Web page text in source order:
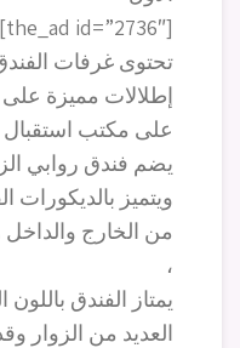
[the_ad id=”2736″]
تحتوى غرفات
إطلالات مميزة على
على مكتب استقبال
ويتميز بالديكورات
من الخارج
،
يمتاز الفندق
العديد من الزوار